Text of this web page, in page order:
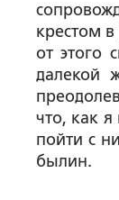
крестом
от этого
далекой
что, как
пойти с
былин.